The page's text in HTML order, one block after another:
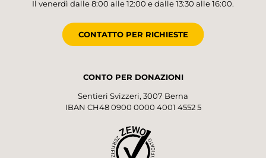
Il venerdì dalle 8:00 alle 12:00 e dalle 13:30 alle 16:00.
CONTATTO PER RICHIESTE
CONTO PER DONAZIONI
Sentieri Svizzeri, 3007 Berna
IBAN CH48 0900 0000 4001 4552 5